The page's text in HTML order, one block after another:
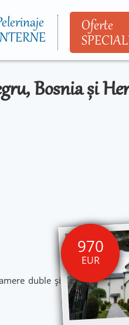
Oferte
Bosnia și
970
EUR
duble și